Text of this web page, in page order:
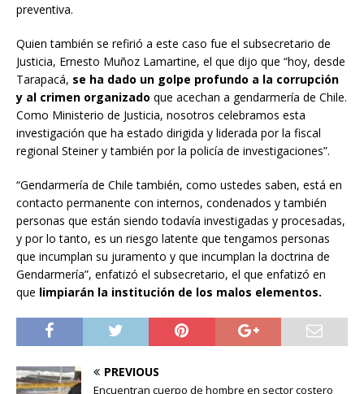
preventiva.
Quien también se refirió a este caso fue el subsecretario de
Justicia, Ernesto Muñoz Lamartine, el que dijo que “hoy, desde
Tarapacá, se ha dado un golpe profundo a la corrupción
y al crimen organizado que acechan a gendarmería de Chile.
Como Ministerio de Justicia, nosotros celebramos esta
investigación que ha estado dirigida y liderada por la fiscal
regional Steiner y también por la policía de investigaciones”.
“Gendarmería de Chile también, como ustedes saben, está en
contacto permanente con internos, condenados y también
personas que están siendo todavía investigadas y procesadas,
y por lo tanto, es un riesgo latente que tengamos personas
que incumplan su juramento y que incumplan la doctrina de
Gendarmería”, enfatizó el subsecretario, el que enfatizó en
que limpiarán la institución de los malos elementos.
PREVIOUS
Encuentran cuerpo de hombre en sector costero